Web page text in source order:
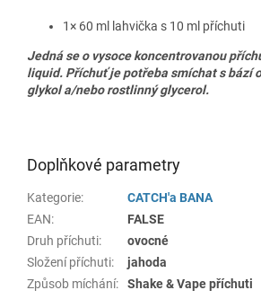
1× 60 ml lahvička s 10 ml příchuti
Jedná se o vysoce koncentrovanou
liquid. Příchuť je potřeba smíchat s bází
glykol a/nebo rostlinný glycerol.
Doplňkové parametry
Kategorie:
CATCH'a BANA
EAN:
FALSE
Druh příchuti:
ovocné
Složení příchuti:
jahoda
Způsob míchání: Shake & Vape příchuti